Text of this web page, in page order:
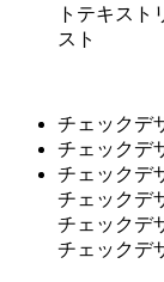
トテキスト
スト
チェックデ
チェックデ
チェックデ
チェックデ
チェックデ
チェックデ